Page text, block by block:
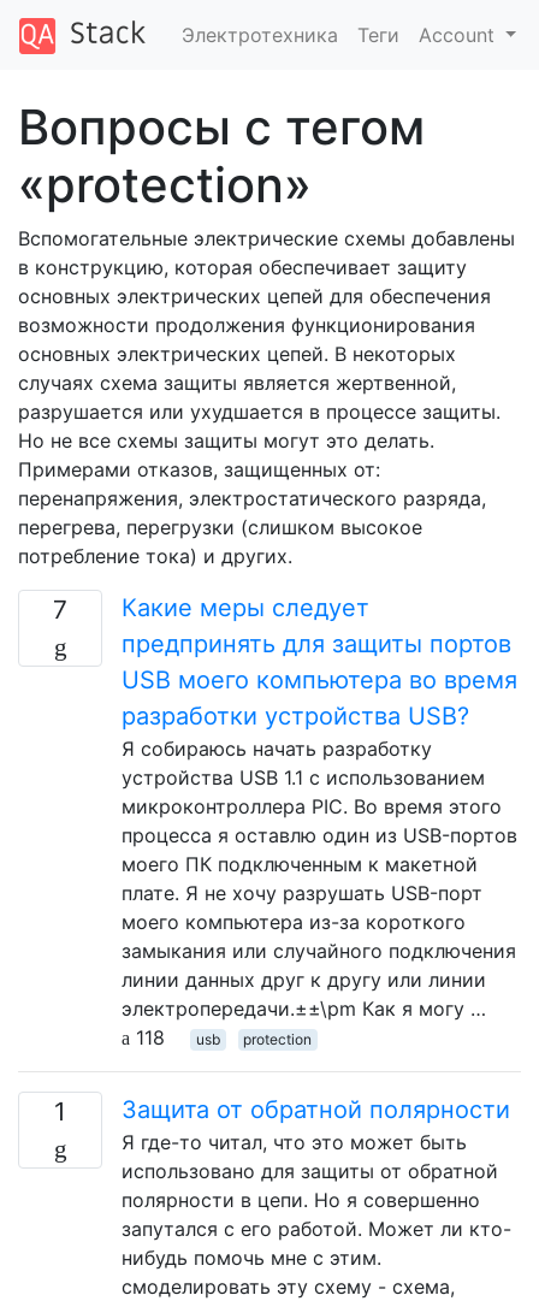
Электротехника Теги Account
Вопросы с тегом
«protection»
Вспомогательные электрические схемы добавлены
в конструкцию, которая обеспечивает защиту
основных электрических цепей для обеспечения
возможности продолжения функционирования
основных электрических цепей. В некоторых
случаях схема защиты является жертвенной,
разрушается или ухудшается в процессе защиты.
Но не все схемы защиты могут это делать.
Примерами отказов, защищенных от:
перенапряжения, электростатического разряда,
перегрева, перегрузки (слишком высокое
потребление тока) и других.
7
Какие меры следует
предпринять для защиты портов
USB моего компьютера во время
разработки устройства USB?
Я собираюсь начать разработку
устройства USB 1.1 с использованием
микроконтроллера PIC. Во время этого
процесса я оставлю один из USB-портов
моего ПК подключенным к макетной
плате. Я не хочу разрушать USB-порт
моего компьютера из-за короткого
замыкания или случайного подключения
линии данных друг к другу или линии
электропередачи.±±\pm Как я могу …
118
usb protection
1 Защита от обратной полярности
Я где-то читал, что это может быть
использовано для защиты от обратной
полярности в цепи. Но я совершенно
запутался с его работой. Может ли кто-
нибудь помочь мне с этим.
смоделировать эту схему - схема,